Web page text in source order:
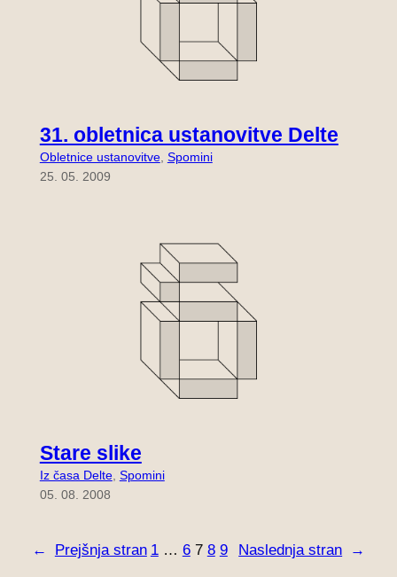
31. obletnica ustanovitve Delte
Obletnice ustanovitve, Spomini
25. 05. 2009
Stare slike
Iz časa Delte, Spomini
05. 08. 2008
← Prejšnja stran 1 … 6 7 8 9 Naslednja stran →